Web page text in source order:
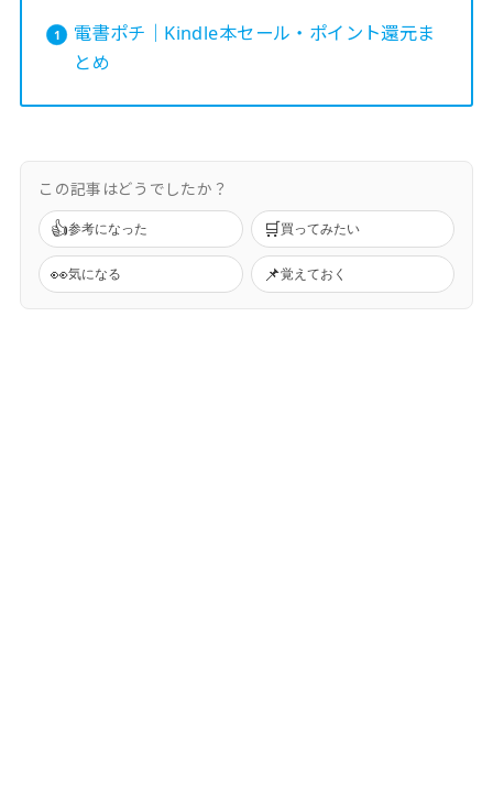
電書ポチ｜Kindle本セール・ポイント還元ま
とめ
この記事はどうでしたか？
👍参考になった 🛒買ってみたい
👀気になる 📌覚えておく